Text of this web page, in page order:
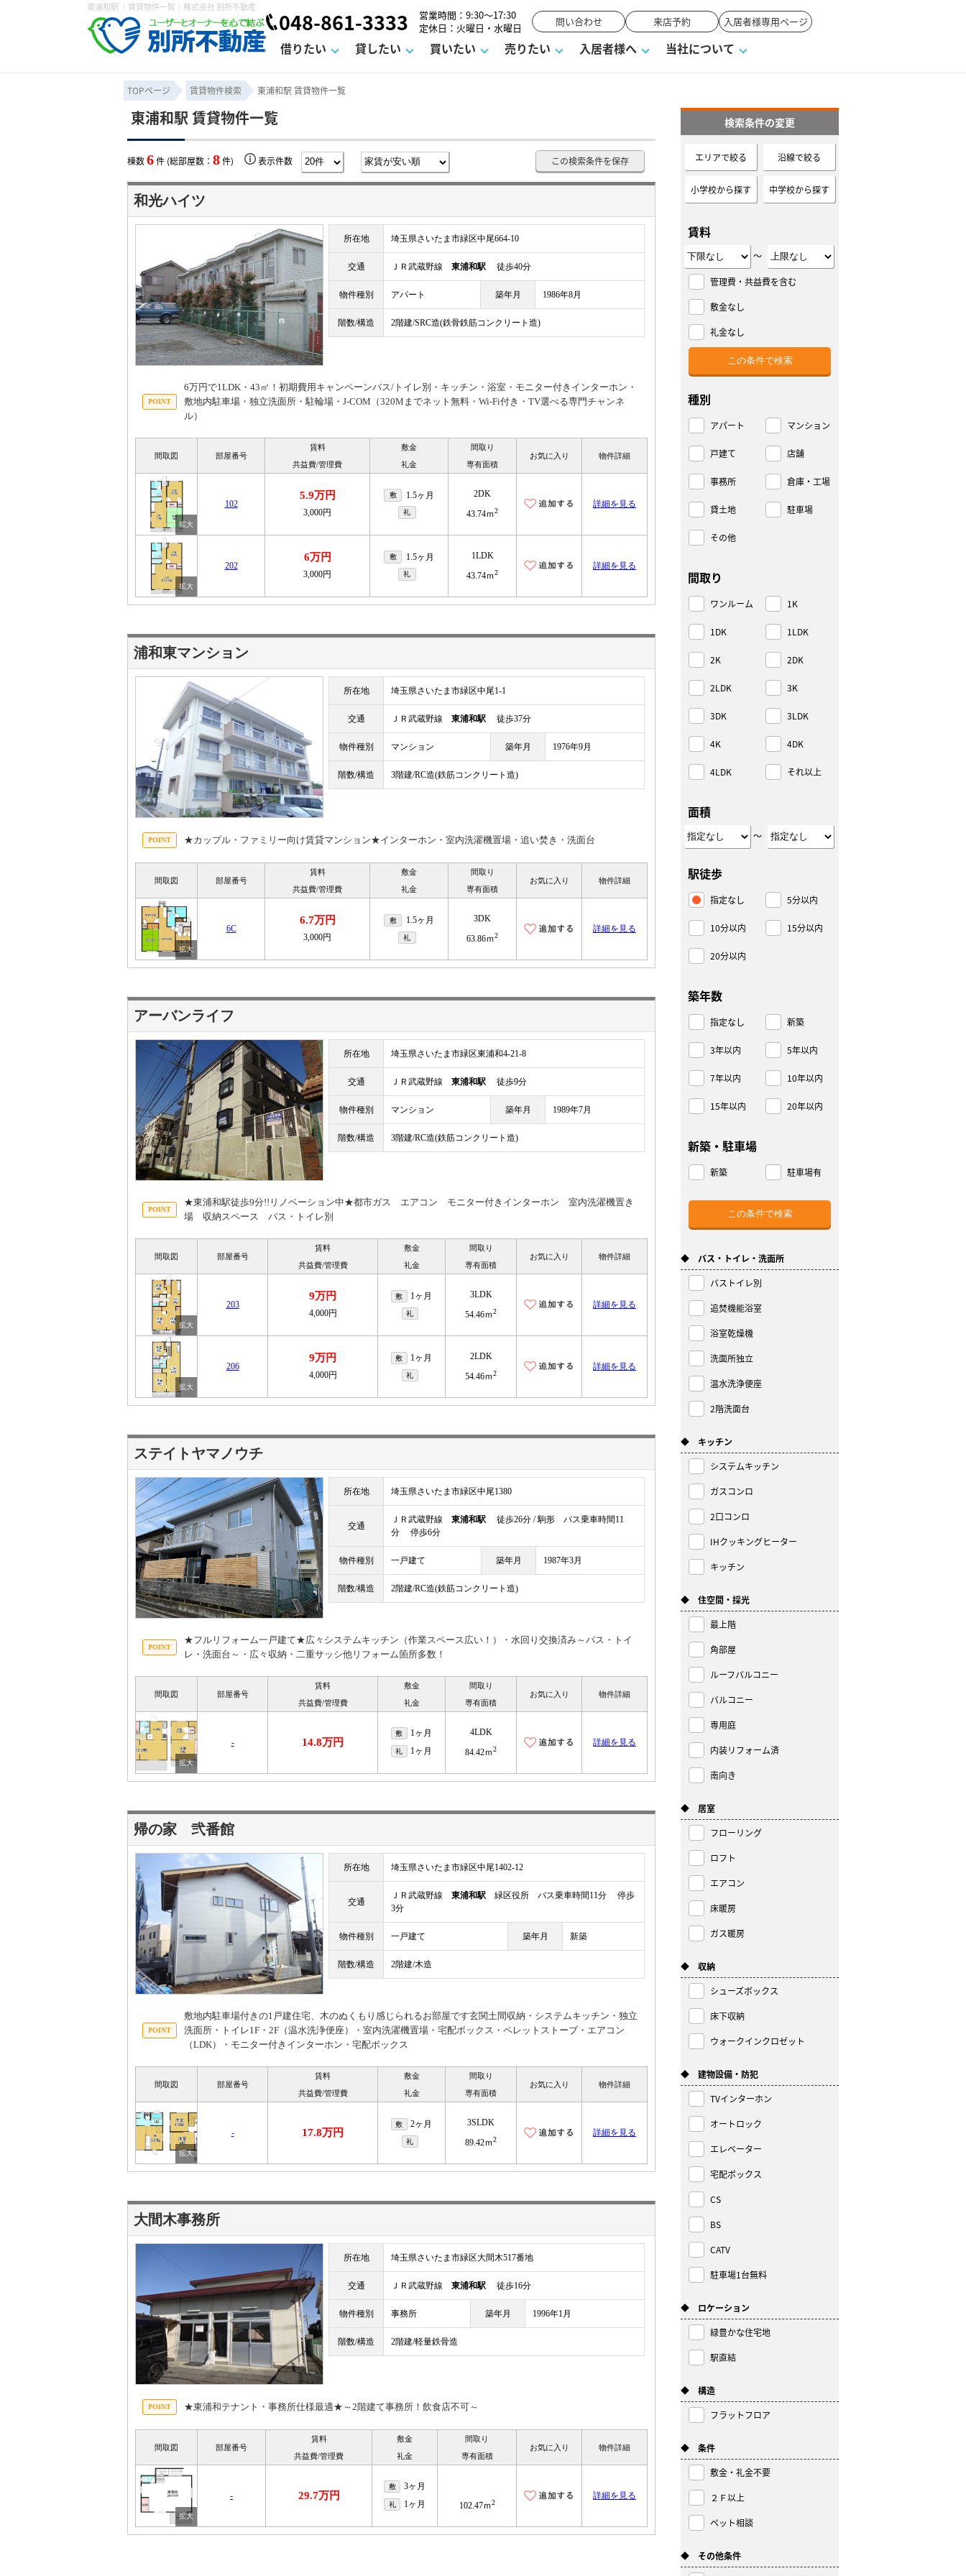
東浦和駅 ｜賃貸物件一覧｜株式会社 別所不動産
048-861-3333
営業時間：9:30～17:30
定休日：火曜日・水曜日
問い合わせ 来店予約 入居者様専用ページ
借りたい
条件から探す 学区から探す 町名から探す 駐車場を探す お気に入り一覧 物件閲覧履歴
保存した検索条件 賃貸契約までの流れ よくある質問 不動産用語・賃貸用語集
貸したい
賃貸管理について 賃貸経営塾 賃貸Q&A 空室対策 業界ニュース
オーナー座談会 賃貸法律相談室
買いたい
売買物件一覧 購入時の諸費用 購入までの流れ よくある質問 マンションVS戸建て 賃貸vs持ち家
売りたい
不動産売却について 住み替え 借地底地 相続 仲介手数料について
媒介契約の種類 諸費用 仲介と買取の違い 必要な書類 売却の流れ 高く売るポイント
よくある質問
入居者様へ
入居者様専用ページ 退去申請フォーム 駐車場解約フォーム
当社について
会社概要 スタッフ紹介 お知らせ お客様の声 街紹介 お問い合わせ 来店予約
個人情報の取り扱い カスタマーハラスメントに対する基本方針
TOPページ 賃貸物件検索 東浦和駅 賃貸物件一覧
東浦和駅 賃貸物件一覧
棟数6件 (総部屋数： 8件) 表示件数 この検索条件を保存
和光ハイツ
所在地 埼玉県さいたま市緑区中尾664-10
交通 ＪＲ武蔵野線 東浦和駅 徒歩40分
物件種別 アパート 築年月 1986年8月
階数/構造 2階建/SRC造(鉄骨鉄筋コンクリート造)
6万円で1LDK・43㎡！初期費用キャンペーンバス/トイレ別・キッチン・浴室・モニター付きインターホン・
敷地内駐車場・独立洗面所・駐輪場・J-COM（320Mまでネット無料・Wi-Fi付き・TV選べる専門チャンネ
ル）
間取図 部屋番号
賃料
共益費/管理費
敷金
礼金
間取り
専有面積
お気に入り 物件詳細
102
5.9万円
3,000円
敷 1.5ヶ月
礼
2DK
43.74ｍ2
詳細を見る
202
6万円
3,000円
敷 1.5ヶ月
礼
1LDK
43.74ｍ2
詳細を見る
浦和東マンション
所在地 埼玉県さいたま市緑区中尾1-1
交通 ＪＲ武蔵野線 東浦和駅 徒歩37分
物件種別 マンション 築年月 1976年9月
階数/構造 3階建/RC造(鉄筋コンクリート造)
★カップル・ファミリー向け賃貸マンション★インターホン・室内洗濯機置場・追い焚き・洗面台
間取図 部屋番号
賃料
共益費/管理費
敷金
礼金
間取り
専有面積
お気に入り 物件詳細
6C
6.7万円
3,000円
敷 1.5ヶ月
礼
3DK
63.86ｍ2
詳細を見る
アーバンライフ
所在地 埼玉県さいたま市緑区東浦和4-21-8
交通 ＪＲ武蔵野線 東浦和駅 徒歩9分
物件種別 マンション 築年月 1989年7月
階数/構造 3階建/RC造(鉄筋コンクリート造)
★東浦和駅徒歩9分!!リノベーション中★都市ガス エアコン モニター付きインターホン 室内洗濯機置き
場 収納スペース バス・トイレ別
間取図 部屋番号
賃料
共益費/管理費
敷金
礼金
間取り
専有面積
お気に入り 物件詳細
203
9万円
4,000円
敷 1ヶ月
礼
3LDK
54.46ｍ2
詳細を見る
206
9万円
4,000円
敷 1ヶ月
礼
2LDK
54.46ｍ2
詳細を見る
ステイトヤマノウチ
所在地 埼玉県さいたま市緑区中尾1380
交通
ＪＲ武蔵野線 東浦和駅 徒歩26分 / 駒形 バス乗車時間11
分 停歩6分
物件種別 一戸建て 築年月 1987年3月
階数/構造 2階建/RC造(鉄筋コンクリート造)
★フルリフォーム一戸建て★広々システムキッチン（作業スペース広い！）・水回り交換済み～バス・トイ
レ・洗面台～・広々収納・二重サッシ他リフォーム箇所多数！
間取図 部屋番号
賃料
共益費/管理費
敷金
礼金
間取り
専有面積
お気に入り 物件詳細
- 14.8万円
敷 1ヶ月
礼 1ヶ月
4LDK
84.42ｍ2
詳細を見る
帰の家 弐番館
所在地 埼玉県さいたま市緑区中尾1402-12
交通
ＪＲ武蔵野線 東浦和駅 緑区役所 バス乗車時間11分 停歩
3分
物件種別 一戸建て 築年月 新築
階数/構造 2階建/木造
敷地内駐車場付きの1戸建住宅、木のぬくもり感じられるお部屋です玄関土間収納・システムキッチン・独立
洗面所・トイレ1F・2F（温水洗浄便座）・室内洗濯機置場・宅配ボックス・ペレットストーブ・エアコン
（LDK）・モニター付きインターホン・宅配ボックス
間取図 部屋番号
賃料
共益費/管理費
敷金
礼金
間取り
専有面積
お気に入り 物件詳細
- 17.8万円
敷 2ヶ月
礼
3SLDK
89.42ｍ2
詳細を見る
大間木事務所
所在地 埼玉県さいたま市緑区大間木517番地
交通 ＪＲ武蔵野線 東浦和駅 徒歩16分
物件種別 事務所 築年月 1996年1月
階数/構造 2階建/軽量鉄骨造
★東浦和テナント・事務所仕様最適★～2階建て事務所！飲食店不可～
間取図 部屋番号
賃料
共益費/管理費
敷金
礼金
間取り
専有面積
お気に入り 物件詳細
- 29.7万円
敷 3ヶ月
礼 1ヶ月 102.47ｍ2
詳細を見る
検索条件の変更
エリアで絞る 沿線で絞る
小学校から探す 中学校から探す
賃料
～
管理費・共益費を含む
敷金なし
礼金なし
種別
アパート マンション
戸建て 店舗
事務所 倉庫・工場
貸土地 駐車場
その他
間取り
ワンルーム 1K
1DK 1LDK
2K 2DK
2LDK 3K
3DK 3LDK
4K 4DK
4LDK それ以上
面積
～
駅徒歩
指定なし 5分以内
10分以内 15分以内
20分以内
築年数
指定なし 新築
3年以内 5年以内
7年以内 10年以内
15年以内 20年以内
新築・駐車場
新築 駐車場有
◆ バス・トイレ・洗面所
バストイレ別
追焚機能浴室
浴室乾燥機
洗面所独立
温水洗浄便座
2階洗面台
◆ キッチン
システムキッチン
ガスコンロ
2口コンロ
IHクッキングヒーター
キッチン
◆ 住空間・採光
最上階
角部屋
ルーフバルコニー
バルコニー
専用庭
内装リフォーム済
南向き
◆ 居室
フローリング
ロフト
エアコン
床暖房
ガス暖房
◆ 収納
シューズボックス
床下収納
ウォークインクロゼット
◆ 建物設備・防犯
TVインターホン
オートロック
エレベーター
宅配ボックス
CS
BS
CATV
駐車場1台無料
◆ ロケーション
緑豊かな住宅地
駅直結
◆ 構造
フラットフロア
◆ 条件
敷金・礼金不要
２Ｆ以上
ペット相談
◆ その他条件